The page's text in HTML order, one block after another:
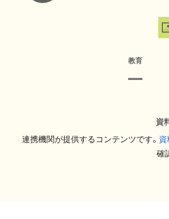
教育
資
連携機関が提供するコンテンツです。
確